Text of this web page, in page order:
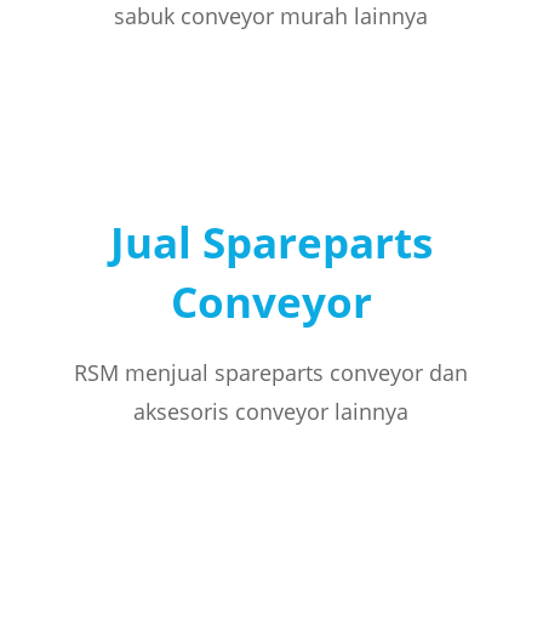
sabuk conveyor murah lainnya
Jual Spareparts
Conveyor
RSM menjual spareparts conveyor dan
aksesoris conveyor lainnya